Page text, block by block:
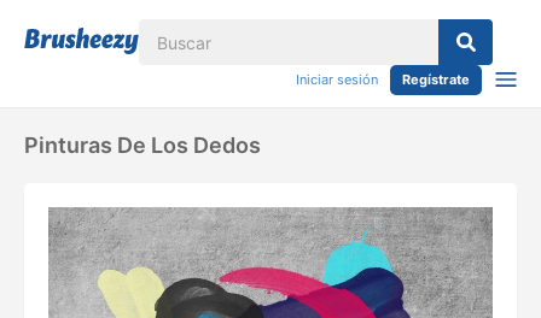
Iniciar sesión Regístrate
Pinturas De Los Dedos